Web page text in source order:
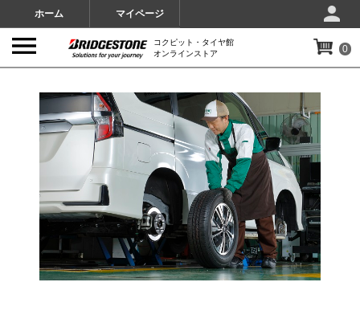
ホーム マイページ
コクピット・タイヤ館
オンラインストア
0